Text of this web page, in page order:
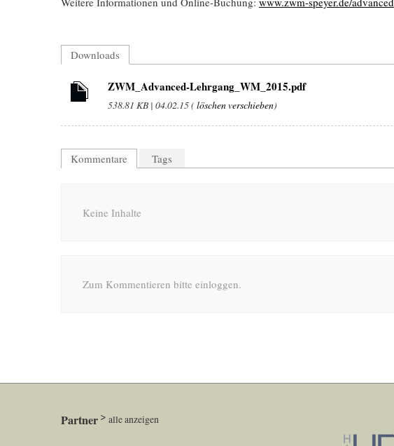
Downloads
ZWM_Advanced-Lehrgang_WM_2015.pdf
538.81 KB | 04.02.15 ( löschenverschieben)
Kommentare Tags
Keine Inhalte
Zum Kommentieren bitte einloggen.
Partner alle anzeigen